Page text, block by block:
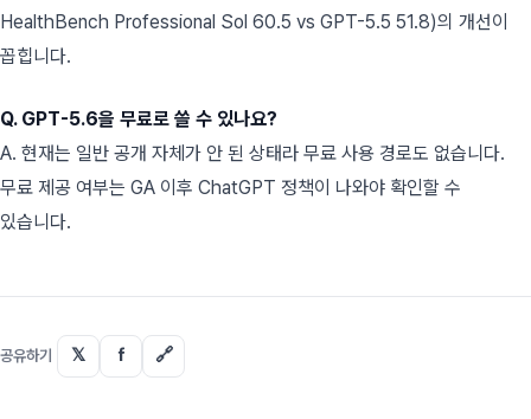
HealthBench Professional Sol 60.5 vs GPT-5.5 51.8)의 개선이
꼽힙니다.
Q. GPT-5.6을 무료로 쓸 수 있나요?
A. 현재는 일반 공개 자체가 안 된 상태라 무료 사용 경로도 없습니다.
무료 제공 여부는 GA 이후 ChatGPT 정책이 나와야 확인할 수
있습니다.
공유하기 𝕏 f 🔗